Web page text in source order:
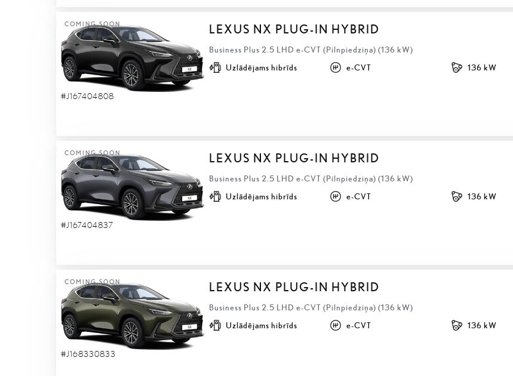
COMING SOON
#J167404808
LEXUS NX PLUG-IN HYBRID
Business Plus 2.5 LHD e-CVT (Pilnpiedziņa) (136 kW)
Uzlādējams hibrīds e-CVT 136 kW
COMING SOON
#J167404837
LEXUS NX PLUG-IN HYBRID
Business Plus 2.5 LHD e-CVT (Pilnpiedziņa) (136 kW)
Uzlādējams hibrīds e-CVT 136 kW
COMING SOON
#J168330833
LEXUS NX PLUG-IN HYBRID
Business Plus 2.5 LHD e-CVT (Pilnpiedziņa) (136 kW)
Uzlādējams hibrīds e-CVT 136 kW